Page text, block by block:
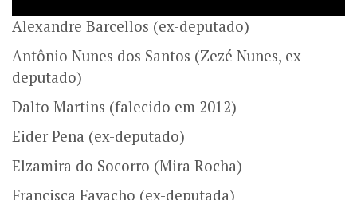
Alexandre Barcellos (ex-deputado)
Antônio Nunes dos Santos (Zezé Nunes, ex-
deputado)
Dalto Martins (falecido em 2012)
Eider Pena (ex-deputado)
Elzamira do Socorro (Mira Rocha)
Francisca Favacho (ex-deputada)